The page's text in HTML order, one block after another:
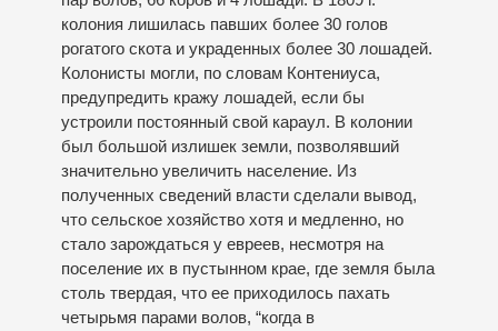
колония лишилась павших более 30 голов
рогатого скота и украденных более 30 лошадей.
Колонисты могли, по словам Контениуса,
предупредить кражу лошадей, если бы
устроили постоянный свой караул. В колонии
был большой излишек земли, позволявший
значительно увеличить население. Из
полученных сведений власти сделали вывод,
что сельское хозяйство хотя и медленно, но
стало зарождаться у евреев, несмотря на
поселение их в пустынном крае, где земля была
столь твердая, что ее приходилось пахать
четырьмя парами волов, “когда в